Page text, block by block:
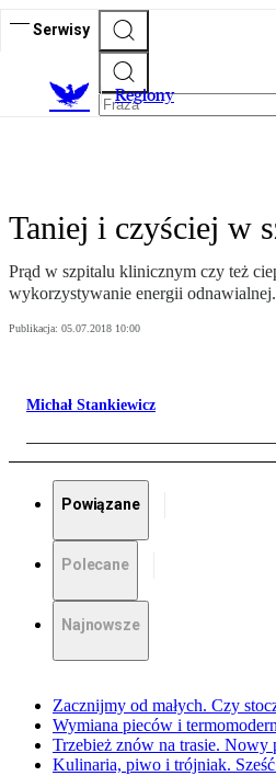
Serwisy
Regiony
Taniej i czyściej w
Prąd w szpitalu klinicznym czy też
wykorzystywanie energii
Publikacja: 05.07.2018 10:00
Michał Stankiewicz
Powiązane
Polecane
Najnowsze
Zacznijmy od małych. Czy
Wymiana pieców i
Trzebież znów na trasie. Nowy
Kulinaria, piwo i trójniak.